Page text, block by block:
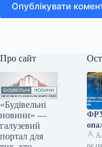
Опублікувати
Про сайт
«Будівельні
новини» —
галузевий
портал для
ФРУ